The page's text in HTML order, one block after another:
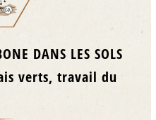
DANS LES SOLS
verts, travail du